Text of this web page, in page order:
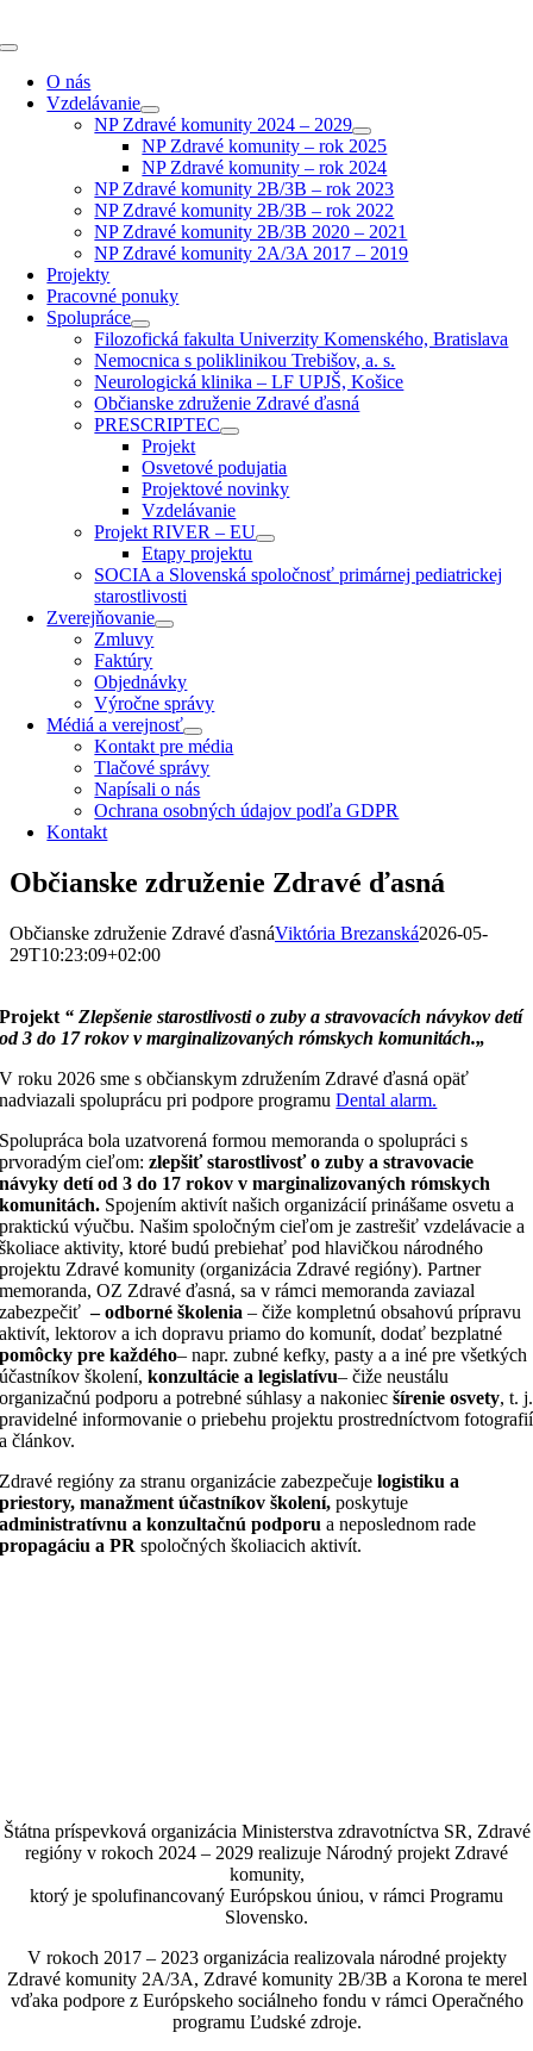
to
Toggle
Navigation
O nás
Vzdelávanie
NP Zdravé komunity 2024 – 2029
NP Zdravé komunity – rok 2025
NP Zdravé komunity – rok 2024
NP Zdravé komunity 2B/3B – rok 2023
NP Zdravé komunity 2B/3B – rok 2022
NP Zdravé komunity 2B/3B 2020 – 2021
NP Zdravé komunity 2A/3A 2017 – 2019
Projekty
Pracovné ponuky
Spolupráce
Filozofická fakulta Univerzity Komenského, Bratislava
Nemocnica s poliklinikou Trebišov, a. s.
Neurologická klinika – LF UPJŠ, Košice
Občianske združenie Zdravé ďasná
PRESCRIPTEC
Projekt
Osvetové podujatia
Projektové novinky
Vzdelávanie
Projekt RIVER – EU
Etapy projektu
SOCIA a Slovenská spoločnosť primárnej pediatrickej
starostlivosti
Zverejňovanie
Zmluvy
Faktúry
Objednávky
Výročne správy
Médiá a verejnosť
Kontakt pre média
Tlačové správy
Napísali o nás
Ochrana osobných údajov podľa GDPR
Kontakt
Občianske združenie Zdravé ďasná
Občianske združenie Zdravé ďasnáViktória Brezanská2026-05-
29T10:23:09+02:00
Projekt “ Zlepšenie starostlivostio zuby a stravovacích návykov detí
od 3 do 17 rokov v marginalizovaných rómskych komunitách.„
V roku 2026 sme s občianskym združením Zdravé ďasná opäť
nadviazali spoluprácu pri podpore programuDental alarm.
Spolupráca bola uzatvorená formou memoranda o spolupráci s
prvoradým cieľom:zlepšiť starostlivosť o zuby a stravovacie
návyky detí od 3 do 17 rokov v marginalizovaných rómskych
komunitách. Spojením aktivít našich organizácií prinášame osvetu a
praktickú výučbu. Našim spoločným cieľom je zastrešiť vzdelávacie a
školiace aktivity, ktoré budú prebiehať pod hlavičkou národného
projektu Zdravé komunity (organizácia Zdravé regióny). Partner
memoranda, OZ Zdravé ďasná, sa v rámci memoranda zaviazal
zabezpečiť– odborné školenia– čiže kompletnú obsahovú prípravu
aktivít, lektorov a ich dopravu priamo do komunít, dodať bezplatné
pomôcky pre každého– napr. zubné kefky, pasty a a iné pre všetkých
účastníkov školení,konzultácie a legislatívu– čiže neustálu
organizačnú podporu a potrebné súhlasy a nakoniecšírenie osvety, t. j.
pravidelné informovanie o priebehu projektu prostredníctvom fotografií
a článkov.
Zdravé regióny za stranu organizácie zabezpečujelogistiku a
priestory, manažment účastníkov školení,poskytuje
administratívnu a konzultačnú podporu a neposlednom rade
propagáciu a PR spoločných školiacich aktivít.
Štátna príspevková organizácia Ministerstva zdravotníctva SR, Zdravé
regióny v rokoch 2024 – 2029 realizuje Národný projekt Zdravé
komunity,
ktorý je spolufinancovaný Európskou úniou, v rámci Programu
Slovensko.
V rokoch 2017 – 2023 organizácia realizovala národné projekty
Zdravé komunity 2A/3A, Zdravé komunity 2B/3B a Korona te merel
vďaka podpore z Európskeho sociálneho fondu v rámci Operačného
programu Ľudské zdroje.